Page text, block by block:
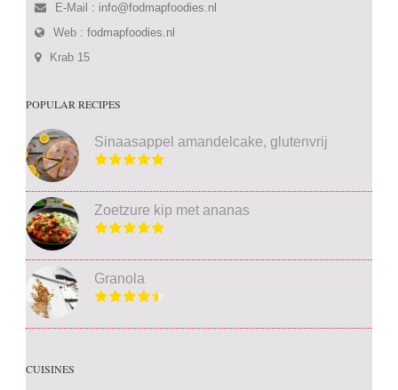
E-Mail : info@fodmapfoodies.nl
Web :fodmapfoodies.nl
Krab 15
POPULAR RECIPES
Sinaasappel amandelcake, glutenvrij
Zoetzure kip met ananas
Granola
CUISINES